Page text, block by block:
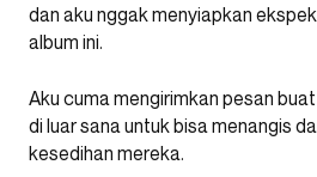
dan aku nggak menyiapkan
album ini.
Aku cuma mengirimkan pesan
di luar sana untuk bisa menangis
kesedihan mereka.